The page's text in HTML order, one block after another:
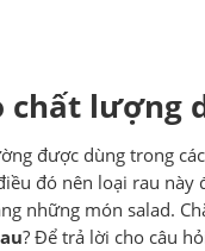
chất lượng
được dùng trong
đó nên loại rau này
những món salad.
? Để trả lời cho câu